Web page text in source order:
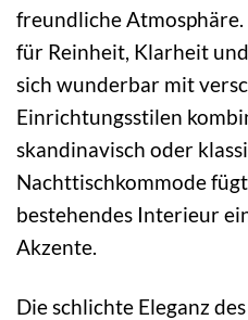
freundliche
für Reinheit, Klarheit
sich wunderbar mit
Einrichtungsstilen
skandinavisch oder
Nachttischkommode
bestehendes Interieur
Akzente.
Die schlichte Eleganz